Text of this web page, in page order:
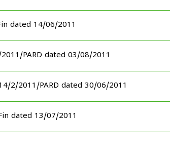
dated 14/06/2011
PARD dated 03/08/2011
2/2011/PARD dated 30/06/2011
dated 13/07/2011